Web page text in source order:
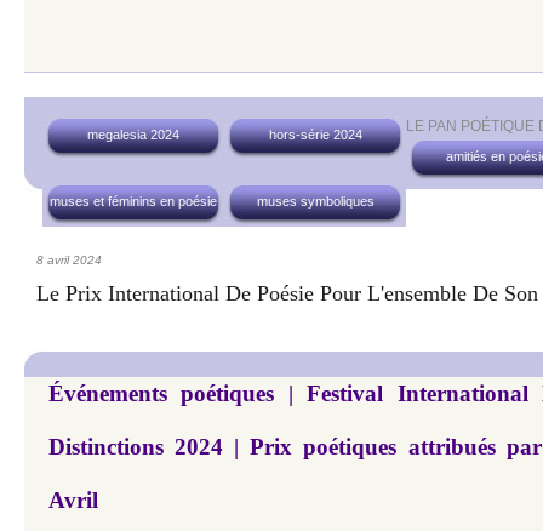
LE PAN POÉTIQUE
megalesia 2024
hors-série 2024
amitiés en
muses et féminins en poésie muses symboliques
8 avril 2024
Le Prix International De Poésie Pour L'ensemble De
Événements poétiques | Festival International
Distinctions 2024 | Prix poétiques attribués
Avril